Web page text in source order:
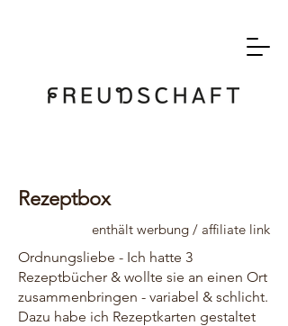
Rezeptbox
enthält werbung / affiliate link
Ordnungsliebe - Ich hatte 3
Rezeptbücher & wollte sie an einen Ort
zusammenbringen - variabel & schlicht.
Dazu habe ich Rezeptkarten gestaltet